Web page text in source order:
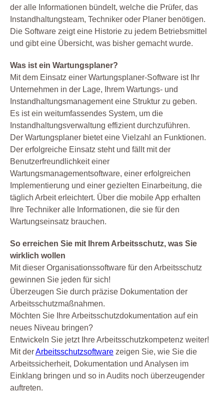
der alle Informationen bündelt, welche die Prüfer, das
Instandhaltungsteam, Techniker oder Planer benötigen.
Die Software zeigt eine Historie zu jedem Betriebsmittel
und gibt eine Übersicht, was bisher gemacht wurde.
Was ist ein Wartungsplaner?
Mit dem Einsatz einer Wartungsplaner-Software ist Ihr
Unternehmen in der Lage, Ihrem Wartungs- und
Instandhaltungsmanagement eine Struktur zu geben.
Es ist ein weitumfassendes System, um die
Instandhaltungsverwaltung effizient durchzuführen.
Der Wartungsplaner bietet eine Vielzahl an Funktionen.
Der erfolgreiche Einsatz steht und fällt mit der
Benutzerfreundlichkeit einer
Wartungsmanagementsoftware, einer erfolgreichen
Implementierung und einer gezielten Einarbeitung, die
täglich Arbeit erleichtert. Über die mobile App erhalten
Ihre Techniker alle Informationen, die sie für den
Wartungseinsatz brauchen.
So erreichen Sie mit Ihrem Arbeitsschutz, was Sie
wirklich wollen
Mit dieser Organisationssoftware für den Arbeitsschutz
gewinnen Sie jeden für sich!
Überzeugen Sie durch präzise Dokumentation der
Arbeitsschutzmaßnahmen.
Möchten Sie Ihre Arbeitsschutzdokumentation auf ein
neues Niveau bringen?
Entwickeln Sie jetzt Ihre Arbeitsschutzkompetenz weiter!
Mit derArbeitsschutzsoftware zeigen Sie, wie Sie die
Arbeitssicherheit, Dokumentation und Analysen im
Einklang bringen und so in Audits noch überzeugender
auftreten.